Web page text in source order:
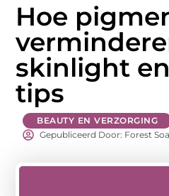
Hoe
skinlight
tips
BEAUTY EN VERZORGING
Gepubliceerd Door: Forest